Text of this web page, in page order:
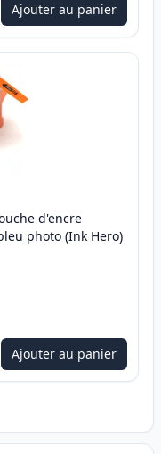
Ajouter au panier
d'encre
photo (Ink Hero)
Ajouter au panier